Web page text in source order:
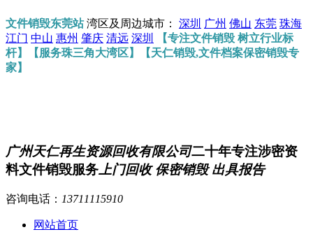
文件销毁东莞站湾区及周边城市： 深圳 广州 佛山 东莞 珠海
江门 中山 惠州 肇庆 清远 深圳
【专注文件销毁 树立行业标
杆】【服务珠三角大湾区】【天仁销毁,文件档案保密销毁专
家】
广州天仁再生资源回收有限公司二十年专注涉密资
料文件销毁服务 上门回收 保密销毁 出具报告
咨询电话： 13711115910
网站首页